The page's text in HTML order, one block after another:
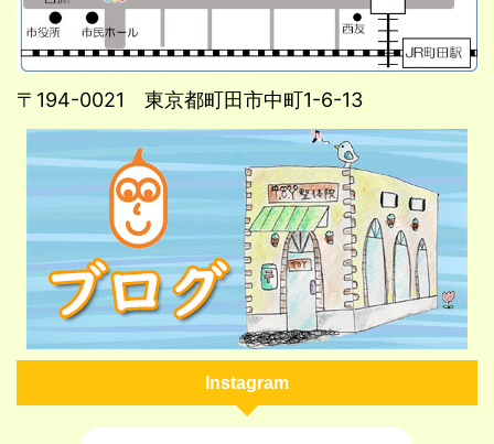
〒194-0021 東京都町田市中町1-6-13
Instagram